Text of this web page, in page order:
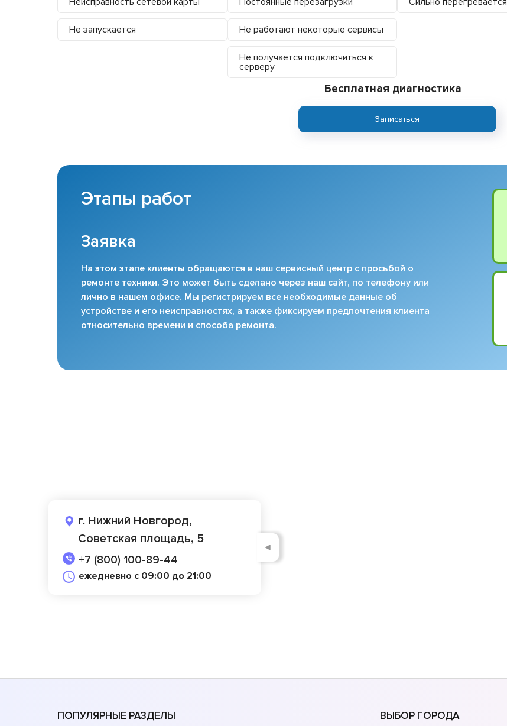
Не запускается Не работают некоторые сервисы
Не получается подключиться к
серверу
Бесплатная диагностика
Записаться
Этапы работ
Заявка
На этом этапе клиенты обращаются в наш сервисный центр с просьбой о
ремонте техники. Это может быть сделано через наш сайт, по телефону или
лично в нашем офисе. Мы регистрируем все необходимые данные об
устройстве и его неисправностях, а также фиксируем предпочтения клиента
относительно времени и способа ремонта.
г. Нижний Новгород,
Советская площадь, 5
+7 (800) 100-89-44
ежедневно с 09:00 до 21:00
◄
ПОПУЛЯРНЫЕ РАЗДЕЛЫ ВЫБОР ГОРОДА